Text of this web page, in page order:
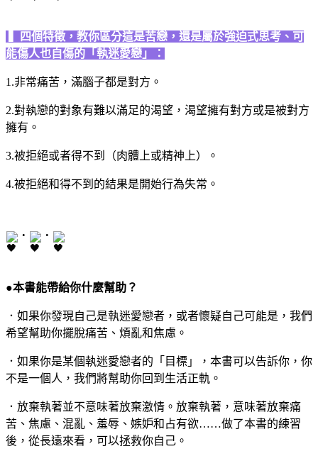
四個特徵，教你區分這是苦戀，還是屬於強迫式思考、可
能傷人也自傷的「執迷愛戀」：
1.非常痛苦，滿腦子都是對方。
2.對執戀的對象有難以滿足的渴望，渴望擁有對方或是被對方
擁有。
3.被拒絕或者得不到（肉體上或精神上）。
4.被拒絕和得不到的結果是開始行為失常。
・ ・
●本書能帶給你什麼幫助？
．如果你發現自己是執迷愛戀者，或者懷疑自己可能是，我們
希望幫助你擺脫痛苦、煩亂和焦慮。
．如果你是某個執迷愛戀者的「目標」，本書可以告訴你，你
不是一個人，我們將幫助你回到生活正軌。
．放棄執著並不意味著放棄激情。放棄執著，意味著放棄痛
苦、焦慮、混亂、羞辱、嫉妒和占有欲……做了本書的練習
後，從長遠來看，可以拯救你自己。